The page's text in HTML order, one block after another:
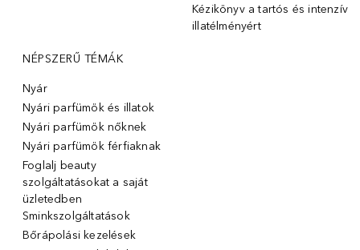
Kézikönyv a tartós és intenzív
illatélményért
NÉPSZERŰ TÉMÁK
Nyár
Nyári parfümök és illatok
Nyári parfümök nőknek
Nyári parfümök férfiaknak
Foglalj beauty
szolgáltatásokat a saját
üzletedben
Sminkszolgáltatások
Bőrápolási kezelések